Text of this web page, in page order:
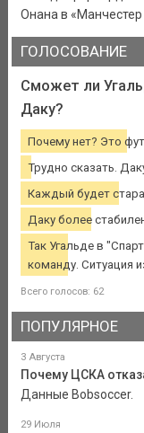
Онана в «Манчестер
ГОЛОСОВАНИЕ
Сможет ли
Даку?
Почему нет? Это
Трудно сказать.
Каждый будет
Даку более
Так Угальде в
команду. Ситуация
Всего голосов: 62
ПОПУЛЯРНОЕ
3 Августа
Почему ЦСКА
Данные Bobsoccer.
29 Июля